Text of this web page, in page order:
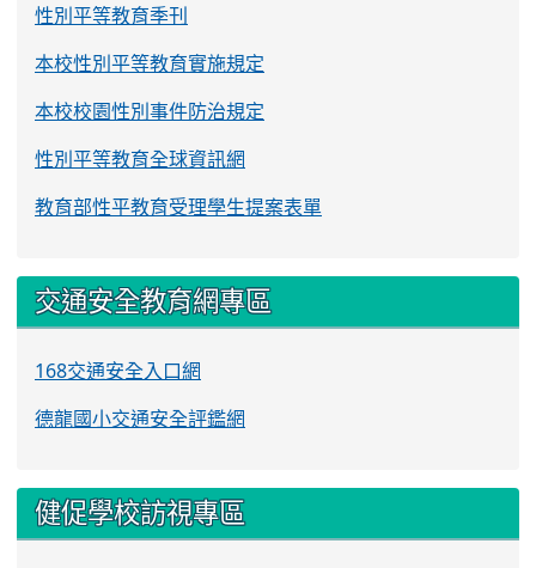
性別平等教育季刊
本校性別平等教育實施規定
本校校園性別事件防治規定
性別平等教育全球資訊網
教育部性平教育受理學生提案表單
交通安全教育網專區
168交通安全入口網
德龍國小交通安全評鑑網
健促學校訪視專區